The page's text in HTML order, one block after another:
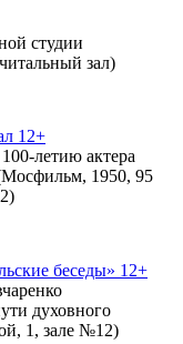
студии
зал)
12+
летию актера
1950, 95
беседы» 12+
духовного
1, зале №12)